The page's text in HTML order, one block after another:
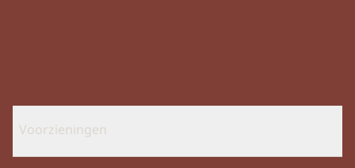
Voorzieningen